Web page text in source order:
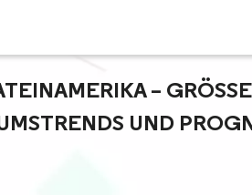
–
UND